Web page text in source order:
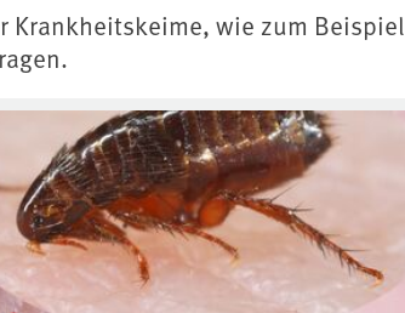
Krankheitskeime, wie zum Beispiel